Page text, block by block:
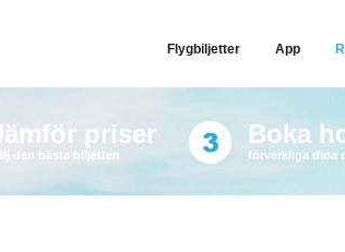
Flygbiljetter App
priser
den bästa biljetten
Boka
förverkliga dina